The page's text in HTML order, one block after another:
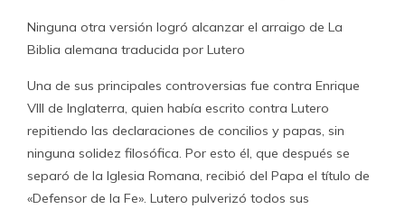
Ninguna otra versión logró alcanzar el arraigo de La
Biblia alemana traducida por Lutero
Una de sus principales controversias fue contra Enrique
VIII de Inglaterra, quien había escrito contra Lutero
repitiendo las declaraciones de concilios y papas, sin
ninguna solidez filosófica. Por esto él, que después se
separó de la Iglesia Romana, recibió del Papa el título de
«Defensor de la Fe». Lutero pulverizó todos sus